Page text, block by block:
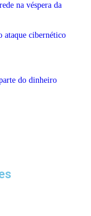
na véspera da
ataque cibernético
do dinheiro